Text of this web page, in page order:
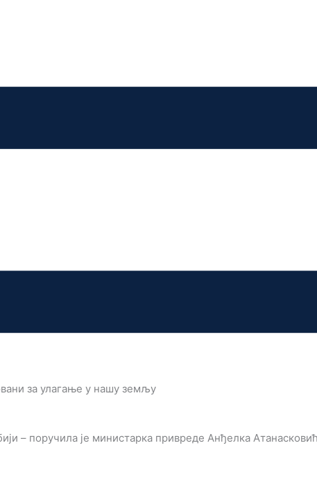
за улагање у нашу земљу
– поручила је министарка привреде Анђелка